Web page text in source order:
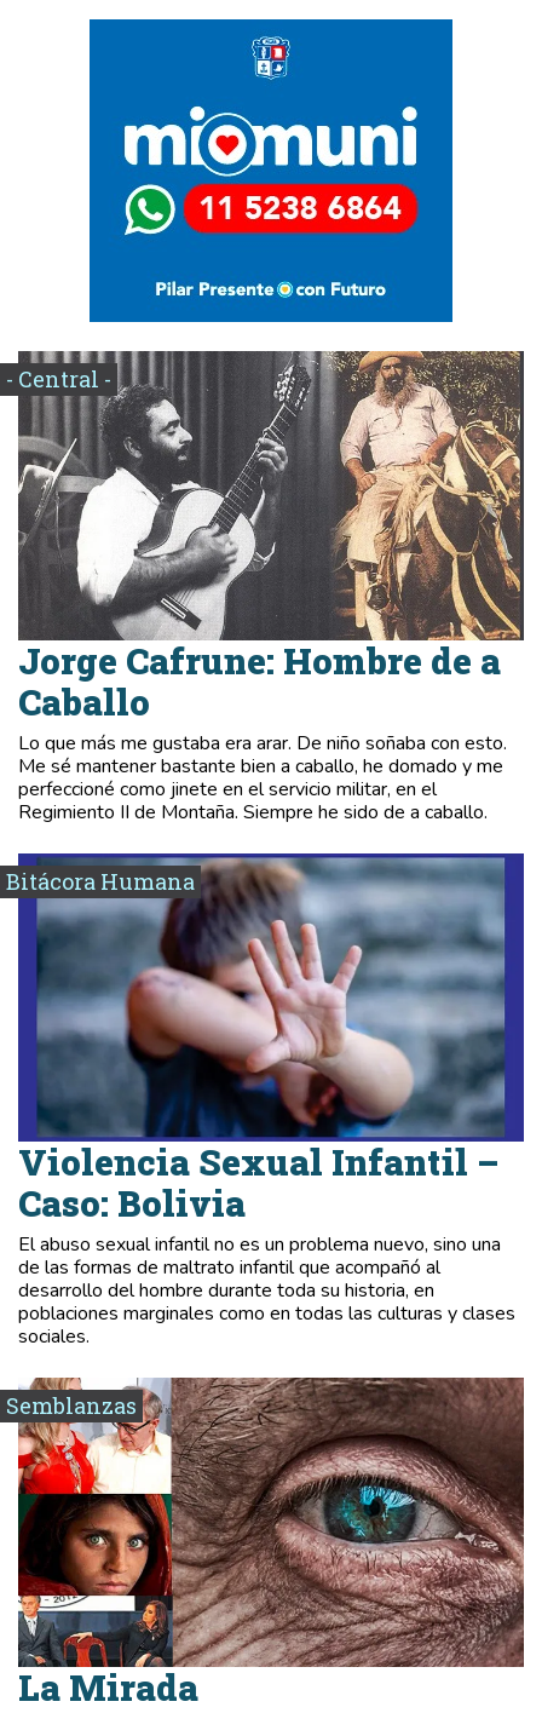
- Central -
Jorge Cafrune: Hombre de a
Caballo
Lo que más me gustaba era arar. De niño soñaba con esto.
Me sé mantener bastante bien a caballo, he domado y me
perfeccioné como jinete en el servicio militar, en el
Regimiento II de Montaña. Siempre he sido de a caballo.
Bitácora Humana
Violencia Sexual Infantil –
Caso: Bolivia
El abuso sexual infantil no es un problema nuevo, sino una
de las formas de maltrato infantil que acompañó al
desarrollo del hombre durante toda su historia, en
poblaciones marginales como en todas las culturas y clases
sociales.
Semblanzas
La Mirada